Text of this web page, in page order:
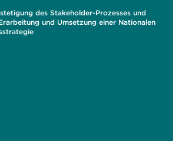
des Stakeholder-Prozesses und
und Umsetzung einer Nationalen